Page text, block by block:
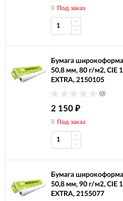
Под заказ
Бумага
50,8 мм, 80 г/м2, CIE
EXTRA, 2150105
(0)
2 150 ₽
Под заказ
Бумага
50,8 мм, 90 г/м2, CIE
EXTRA, 2155077